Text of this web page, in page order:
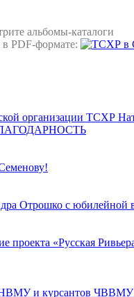
альбомы-каталоги
PDF-формате:
организации ТСХР
Отрошко с юбилейной
проекта «Русская
НВМУ и курсантов ЧВВМУ